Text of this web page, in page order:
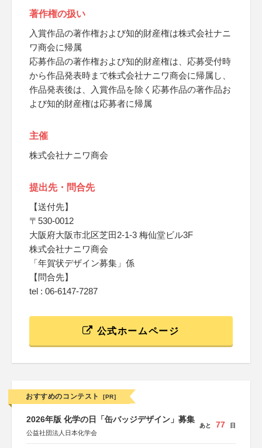
著作権の扱い
入賞作品の著作権および知的財産権は株式会社ナニ
ワ商会に帰属
応募作品の著作権および知的財産権は、応募受付時
から作品発表時まで株式会社ナニワ商会に帰属し、
作品発表後は、入賞作品を除く応募作品の著作品お
よび知的財産権は応募者に帰属
主催
株式会社ナニワ商会
提出先・問合先
【送付先】
〒530-0012
大阪府大阪市北区芝田2-1-3 梅仙堂ビル3F
株式会社ナニワ商会
「年賀状デザイン募集」係
【問合先】
tel : 06-6147-7287
公式ホームページ
おすすめのコンテスト [PR]
2026年版 化学の日「缶バッジデザイン」募集
公益社団法人日本化学会
あと 77 日